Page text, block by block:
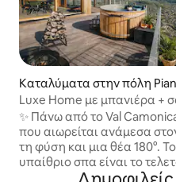
Καταλύματα στην πόλη
gno
Luxe Home με μπανιέρα +
ψηλή τοποθεσία στο βουνό
✨ Πάνω από το Val
που αιωρείται ανάμεσα
τη φύση και μια θέα 180°. Το
υπαίθριο σπα είναι το
σας: φινλανδική μπανιέρα